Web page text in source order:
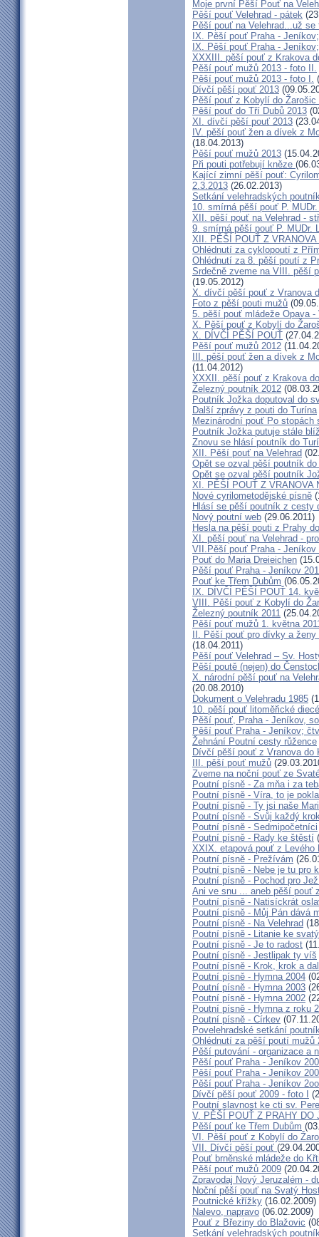
Moje první Pěší Pouť na
Pěší pouť Velehrad - pátek
Pěší pouť na Velehrad...už
IX. Pěší pouť Praha -
IX. Pěší pouť Praha -
XXXIII. pěší pouť z Krakova
Pěší pouť mužů 2013 - foto II.
Pěší pouť mužů 2013 - foto I.
Dívčí pěší pouť 2013
Pěší pouť z Kobylí do Žarošic
Pěší pouť do Tří Dubů 2013
XI. dívčí pěší pouť 2013
IV. pěší pouť žen a dívek z
(18.04.2013)
Pěší pouť mužů 2013
Při pouti potřebují kněze
Kající zimní pěší pouť:
2.3.2013 (26.02.2013)
Setkání velehradských
10. smírná pěší pouť P.
XII. pěší pouť na Velehrad -
9. smírná pěší pouť P. MUDr.
XII. PĚŠÍ POUŤ Z
Ohlédnutí za cyklopoutí z
Ohlédnutí za 8. pěší poutí z
Srdečně zveme na VIII. pěší
(19.05.2012)
X. dívčí pěší pouť z Vranova
Foto z pěší pouti mužů
5. pěší pouť mládeže Opava -
X. Pěší pouť z Kobylí do
X. DÍVČÍ PĚŠÍ POUŤ
Pěší pouť mužů 2012
III. pěší pouť žen a dívek z
(11.04.2012)
XXXII. pěší pouť z Krakova
Železný poutník 2012
Poutník Jožka doputoval do
Další zprávy z pouti do Turína
Mezinárodní pouť Po stopách
Poutník Jožka putuje stále
Znovu se hlásí poutník do
XII. Pěší pouť na Velehrad
Opět se ozval pěší poutník do
Opět se ozval pěší poutník
XI. PĚŠÍ POUŤ Z VRANOVA
Nové cyrilometodějské písně
Hlásí se pěší poutník z cesty
Nový poutní web (29.06.2011)
Hesla na pěší pouti z Prahy
XI. pěší pouť na Velehrad -
VII.Pěší pouť Praha -
Pouť do Maria Dreieichen
Pěší pouť Praha - Jeníkov
Pouť ke Třem Dubům
IX. DÍVČÍ PĚŠÍ POUŤ 14.
VIII. Pěší pouť z Kobylí do
Železný poutník 2011
Pěší pouť mužů 1. května
II. Pěší pouť pro dívky a
(18.04.2011)
Pěší pouť Velehrad – Sv.
Pěší poutě (nejen) do
X. národní pěší pouť na
(20.08.2010)
Dokument o Velehradu 1985
10. pěší pouť litoměřické
Pěší pouť, Praha - Jeníkov,
Pěší pouť Praha - Jeníkov;
Žehnání Poutní cesty růžence
Dívčí pěší pouť z Vranova do
III. pěší pouť mužů
Zveme na noční pouť ze
Poutní písně - Za mňa i za
Poutní písně - Víra, to je
Poutní písně - Ty jsi naše
Poutní písně - Svůj každý
Poutní písně - Sedmipočetníci
Poutní písně - Rady ke štěstí
XXIX. etapová pouť z Levého
Poutní písně - Prežívám
Poutní písně - Nebe je tu pro
Poutní písně - Pochod pro
Ani ve snu ... aneb pěší pouť
Poutní písně - Natisíckrát
Poutní písně - Můj Pán dává
Poutní písně - Na Velehrad
Poutní písně - Litanie ke
Poutní písně - Je to radost
Poutní písně - Jestlipak ty víš
Poutní písně - Krok, krok a
Poutní písně - Hymna 2004
Poutní písně - Hymna 2003
Poutní písně - Hymna 2002
Poutní písně - Hymna z roku
Poutní písně - Církev
Povelehradské setkání
Ohlédnutí za pěší poutí mužů
Pěší putování - organizace a
Pěší pouť Praha - Jeníkov
Pěší pouť Praha - Jeníkov
Pěší pouť Praha - Jeníkov
Dívčí pěší pouť 2009 - foto I
Poutní slavnost ke cti sv.
V. PĚŠÍ POUŤ Z PRAHY DO
Pěší pouť ke Třem Dubům
VI. Pěší pouť z Kobylí do
VII. Dívčí pěší pouť
Pouť brněnské mládeže do
Pěší pouť mužů 2009
Zpravodaj Nový Jeruzalém -
Noční pěší pouť na Svatý
Poutnické křížky (16.02.2009)
Nalevo, napravo (06.02.2009)
Pouť z Březiny do Blažovic
Setkání velehradských